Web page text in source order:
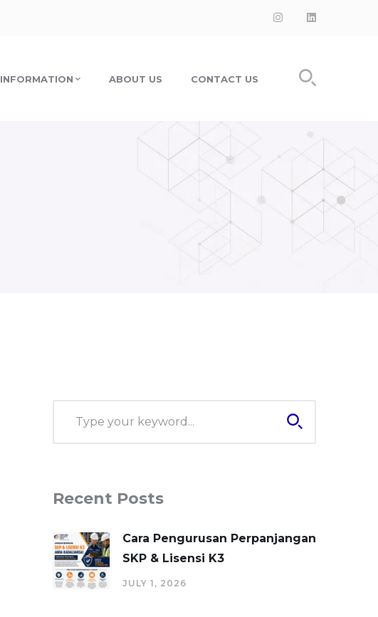
InstagramLinkedIn
INFORMATION ABOUT US CONTACT US
Recent Posts
Cara Pengurusan Perpanjangan
SKP & Lisensi K3
JULY 1, 2026